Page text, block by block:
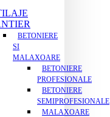
BETONIERE
SI
MALAXOARE
BETONIERE
PROFESIONALE
BETONIERE
SEMIPROFESIONALE
MALAXOARE